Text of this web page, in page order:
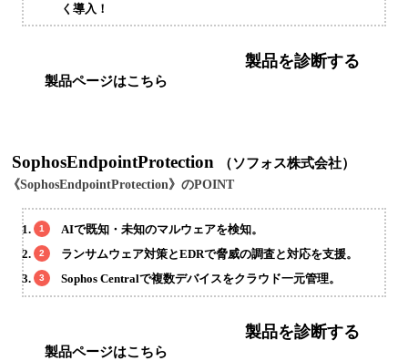
く導入！
製品ページはこちら
製品を診断する
SophosEndpointProtection （ソフォス株式会社）
《SophosEndpointProtection》のPOINT
AIで既知・未知のマルウェアを検知。
ランサムウェア対策とEDRで脅威の調査と対応を支援。
Sophos Centralで複数デバイスをクラウド一元管理。
製品ページはこちら
製品を診断する